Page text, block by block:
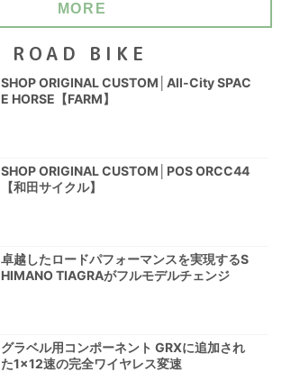
MORE
ROAD BIKE
SHOP ORIGINAL CUSTOM│All-City SPAC
E HORSE【FARM】
SHOP ORIGINAL CUSTOM│POS ORCC44
【和田サイクル】
卓越したロードパフォーマンスを実現するS
HIMANO TIAGRAがフルモデルチェンジ
グラベル用コンポーネント GRXに追加され
た1×12速の完全ワイヤレス変速